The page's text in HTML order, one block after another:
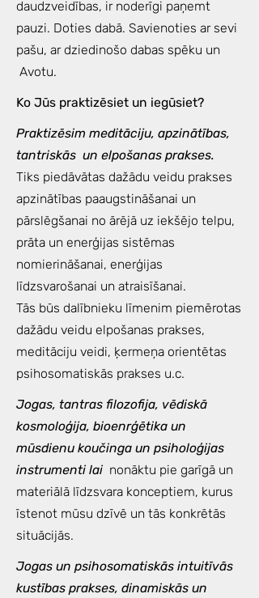
daudzveidības, ir noderīgi paņemt
pauzi. Doties dabā. Savienoties ar sevi
pašu, ar dziedinošo dabas spēku un
Avotu.
Ko Jūs praktizēsiet un iegūsiet?
Praktizēsim meditāciju, apzinātības,
tantriskās un elpošanas prakses.
Tiks piedāvātas dažādu veidu prakses
apzinātības paaugstināšanai un
pārslēgšanai no ārējā uz iekšējo telpu,
prāta un enerģijas sistēmas
nomierināšanai, enerģijas
līdzsvarošanai un atraisīšanai.
Tās būs dalībnieku līmenim piemērotas
dažādu veidu elpošanas prakses,
meditāciju veidi, ķermeņa orientētas
psihosomatiskās prakses u.c.
Jogas, tantras filozofija, vēdiskā
kosmoloģija, bioenrģētika un
mūsdienu koučinga un psiholoģijas
instrumenti lai nonāktu pie garīgā un
materiālā līdzsvara konceptiem, kurus
īstenot mūsu dzīvē un tās konkrētās
situācijās.
Jogas un psihosomatiskās intuitīvās
kustības prakses, dinamiskās un